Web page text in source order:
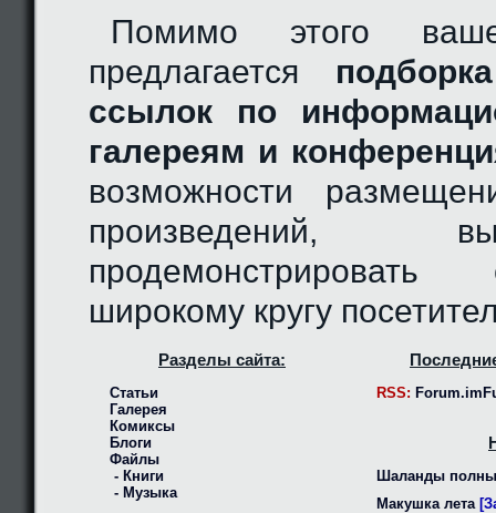
Помимо этого
предлагается
ссылок по
галереям и
возможности
произведений,
широкому кругу
Разделы сайта:
Статьи
Галерея
Комиксы
Блоги
Файлы
- Книги
- Музыка
RSS:
Шаланды
Макушка лета